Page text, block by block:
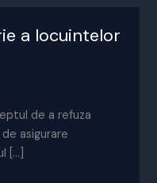
a locuintelor
de a refuza
asigurare
[…]